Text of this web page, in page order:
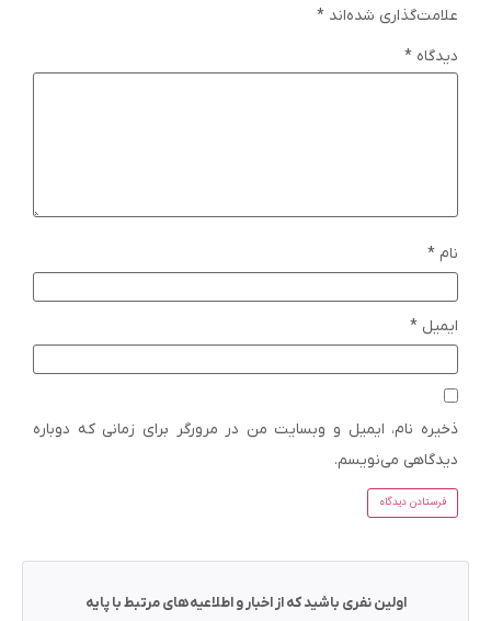
علامت‌گذاری شده‌اند *
دیدگاه *
نام *
ایمیل *
ذخیره نام، ایمیل و وبسایت من در مرورگر برای زمانی که دوباره
دیدگاهی می‌نویسم.
اولین نفری باشید که از اخبار و اطلاعیه‌های مرتبط با پایه